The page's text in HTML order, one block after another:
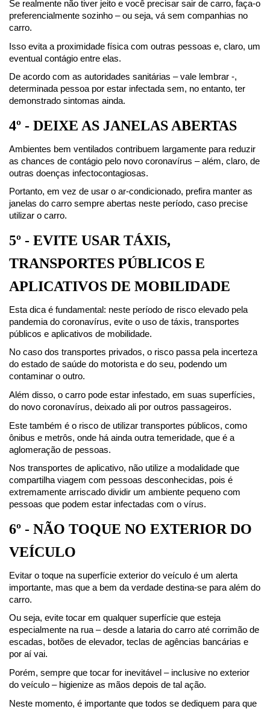
Se realmente não tiver jeito e você precisar sair de carro, faça-o
preferencialmente sozinho – ou seja, vá sem companhias no
carro.
Isso evita a proximidade física com outras pessoas e, claro, um
eventual contágio entre elas.
De acordo com as autoridades sanitárias – vale lembrar -,
determinada pessoa por estar infectada sem, no entanto, ter
demonstrado sintomas ainda.
4º - DEIXE AS JANELAS ABERTAS
Ambientes bem ventilados contribuem largamente para reduzir
as chances de contágio pelo novo coronavírus – além, claro, de
outras doenças infectocontagiosas.
Portanto, em vez de usar o ar-condicionado, prefira manter as
janelas do carro sempre abertas neste período, caso precise
utilizar o carro.
5º - EVITE USAR TÁXIS,
TRANSPORTES PÚBLICOS E
APLICATIVOS DE MOBILIDADE
Esta dica é fundamental: neste período de risco elevado pela
pandemia do coronavírus, evite o uso de táxis, transportes
públicos e aplicativos de mobilidade.
No caso dos transportes privados, o risco passa pela incerteza
do estado de saúde do motorista e do seu, podendo um
contaminar o outro.
Além disso, o carro pode estar infestado, em suas superfícies,
do novo coronavírus, deixado ali por outros passageiros.
Este também é o risco de utilizar transportes públicos, como
ônibus e metrôs, onde há ainda outra temeridade, que é a
aglomeração de pessoas.
Nos transportes de aplicativo, não utilize a modalidade que
compartilha viagem com pessoas desconhecidas, pois é
extremamente arriscado dividir um ambiente pequeno com
pessoas que podem estar infectadas com o vírus.
6º - NÃO TOQUE NO EXTERIOR DO
VEÍCULO
Evitar o toque na superfície exterior do veículo é um alerta
importante, mas que a bem da verdade destina-se para além do
carro.
Ou seja, evite tocar em qualquer superfície que esteja
especialmente na rua – desde a lataria do carro até corrimão de
escadas, botões de elevador, teclas de agências bancárias e
por aí vai.
Porém, sempre que tocar for inevitável – inclusive no exterior
do veículo – higienize as mãos depois de tal ação.
Neste momento, é importante que todos se dediquem para que